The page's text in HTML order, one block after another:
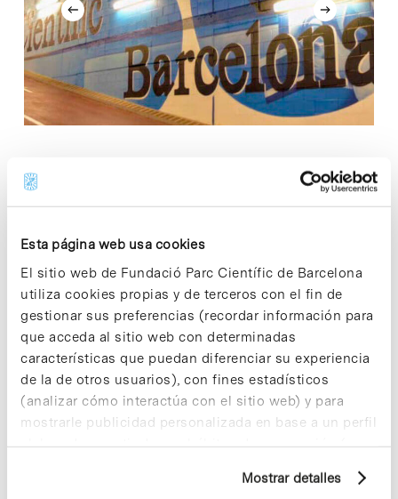
Esta página web usa cookies
El sitio web de Fundació Parc Científic de Barcelona
utiliza cookies propias y de terceros con el fin de
gestionar sus preferencias (recordar información para
que acceda al sitio web con determinadas
características que puedan diferenciar su experiencia
de la de otros usuarios), con fines estadísticos
(analizar cómo interactúa con el sitio web) y para
mostrarle publicidad personalizada en base a un perfil
elaborado a partir de sus hábitos de navegación (por
información sobre las cookies puede consultar
Mostrar detalles
El parking del Parque fue el primer espacio en
inaugurar la tradición de fusionar arte y ciencia, a
finales de 2010. Unmural en spray realizado por
Bombardearte con motivos que combinan las
actividades del Parque y la funcionalidad del
parking, da la bienvenida a los usuarios.
Enlaces de interés